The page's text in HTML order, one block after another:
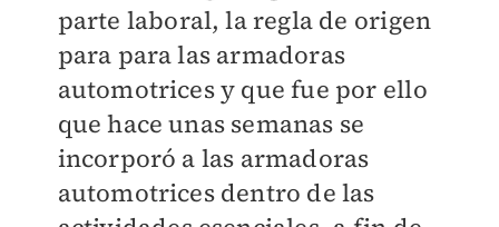
parte laboral, la regla de origen
para para las armadoras
automotrices y que fue por ello
que hace unas semanas se
incorporó a las armadoras
automotrices dentro de las